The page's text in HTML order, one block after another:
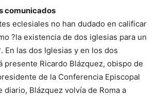
comunicados
eclesiales no han dudado en calificar
?la existencia de dos iglesias para un
En las dos Iglesias y en los dos
presente Ricardo Blázquez, obispo de
de la Conferencia Episcopal
diario, Blázquez volvía de Roma a